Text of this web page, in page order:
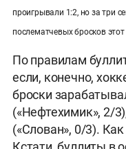
проигрывали 1:2, но за три
послематчевых бросков
По правилам
если, конечно,
броски
(«Нефтехимик», 2/
(«Слован», 0/3).